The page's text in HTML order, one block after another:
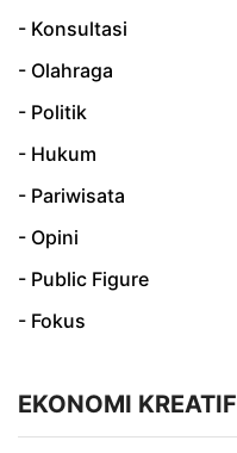
- Konsultasi
- Olahraga
- Politik
- Hukum
- Pariwisata
- Opini
- Public Figure
- Fokus
EKONOMI KREATIF